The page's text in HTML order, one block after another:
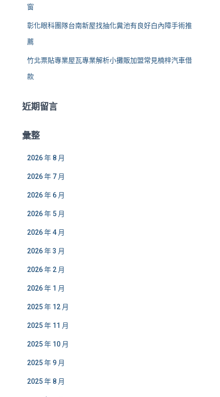
窗
彰化眼科團隊台南新屋找抽化糞池有良好白內障手術推
薦
竹北票貼專業屋瓦專業解析小攤販加盟常見楠梓汽車借
款
近期留言
彙整
2026 年 8 月
2026 年 7 月
2026 年 6 月
2026 年 5 月
2026 年 4 月
2026 年 3 月
2026 年 2 月
2026 年 1 月
2025 年 12 月
2025 年 11 月
2025 年 10 月
2025 年 9 月
2025 年 8 月